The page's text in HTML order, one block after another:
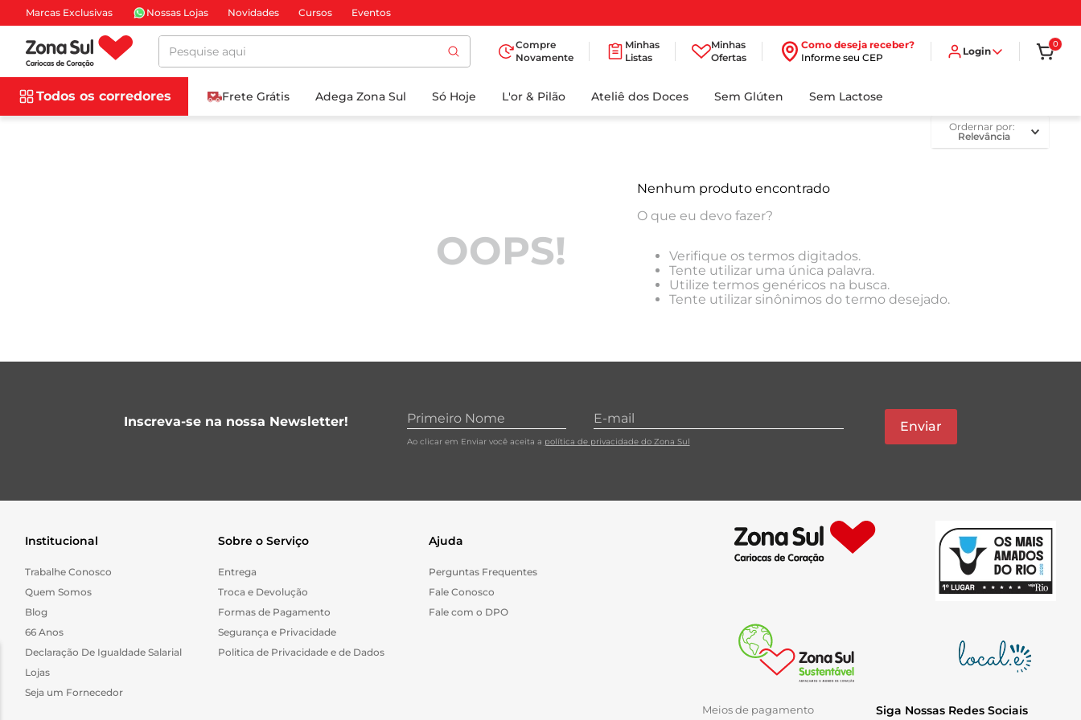
Marcas Exclusivas Nossas Lojas Novidades Cursos Eventos
Pesquise aqui
Compre
Novamente
Minhas
Listas
Minhas
Ofertas
Como deseja receber?
Informe seu CEP
Login
0
Todos os corredores Frete Grátis Adega Zona Sul Só Hoje L'or & Pilão Ateliê dos Doces Sem Glúten Sem Lactose
ordernar por
Relevância
OOPS!
Nenhum produto encontrado
O que eu devo fazer?
Verifique os termos digitados.
Tente utilizar uma única palavra.
Utilize termos genéricos na busca.
Tente utilizar sinônimos do termo desejado.
Inscreva-se na nossa Newsletter!
Ao clicar em Enviar você aceita a política de privacidade do Zona Sul
Enviar
Institucional
Trabalhe Conosco
Quem Somos
Blog
66 Anos
Declaração De Igualdade Salarial
Lojas
Seja um Fornecedor
Sobre o Serviço
Entrega
Troca e Devolução
Formas de Pagamento
Segurança e Privacidade
Politica de Privacidade e de Dados
Ajuda
Perguntas Frequentes
Fale Conosco
Fale com o DPO
Meios de pagamento Siga Nossas Redes Sociais
BUSCADOS
5
detergente
6º
azeite